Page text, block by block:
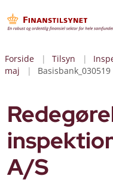
Forside Tilsyn
maj
Basisbank_030519
A/S